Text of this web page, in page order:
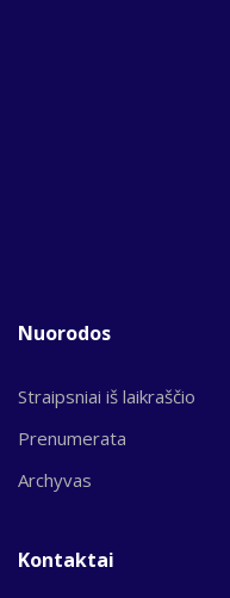
Nuorodos
Straipsniai iš laikraščio
Prenumerata
Archyvas
Kontaktai